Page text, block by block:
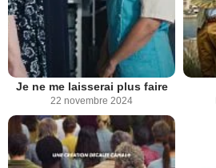
Je ne me laisserai plus faire
22 novembre 2024